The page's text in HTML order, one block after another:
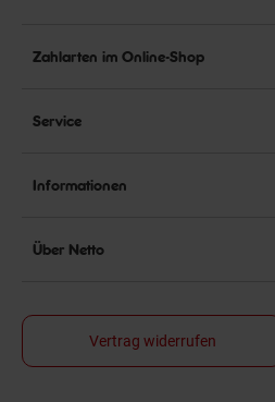
Zahlarten im Online-Shop
Service
Informationen
Über Netto
Vertrag widerrufen